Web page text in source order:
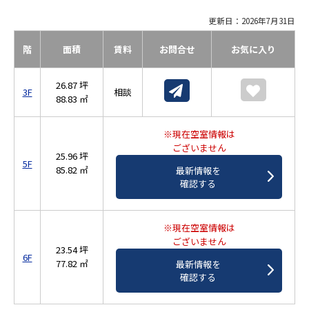
更新日：2026年7月31日
階 面積 賃料 お問合せ お気に入り
3F
26.87 坪
88.83 ㎡
相談
5F
25.96 坪
85.82 ㎡
※現在空室情報は
ございません
最新情報を
確認する
6F
23.54 坪
77.82 ㎡
※現在空室情報は
ございません
最新情報を
確認する